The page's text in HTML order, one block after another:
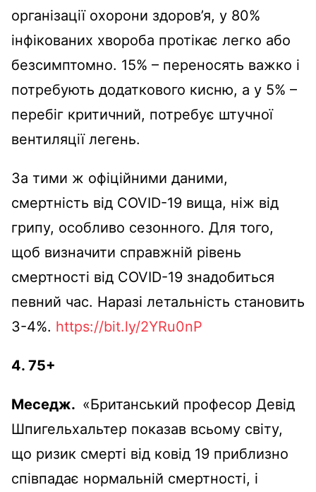
організації охорони здоров’я, у 80%
інфікованих хвороба протікає легко або
безсимптомно. 15% – переносять важко і
потребують додаткового кисню, а у 5% –
перебіг критичний, потребує штучної
вентиляції легень.
За тими ж офіційними даними,
смертність від COVID-19 вища, ніж від
грипу, особливо сезонного. Для того,
щоб визначити справжній рівень
смертності від COVID-19 знадобиться
певний час. Наразі летальність становить
3-4%. https://bit.ly/2YRu0nP
4. 75+
Меседж. «Британський професор Девід
Шпигельхальтер показав всьому світу,
що ризик смерті від ковід 19 приблизно
співпадає нормальній смертності, і